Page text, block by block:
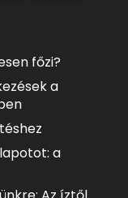
főzi?
a
a